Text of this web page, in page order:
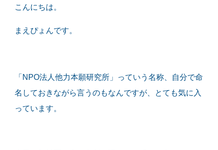
こんにちは。
まえぴょんです。
「NPO法人他力本願研究所」っていう名称、自分で命
名しておきながら言うのもなんですが、とても気に入
っています。